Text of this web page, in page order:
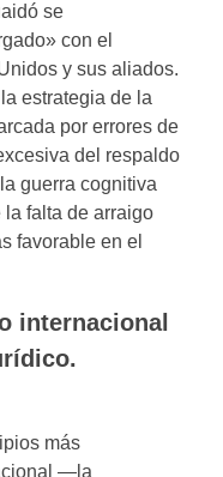
se
con el
y sus aliados.
estrategia de la
por errores de
del respaldo
guerra cognitiva
falta de arraigo
favorable en el
internacional
más
—la